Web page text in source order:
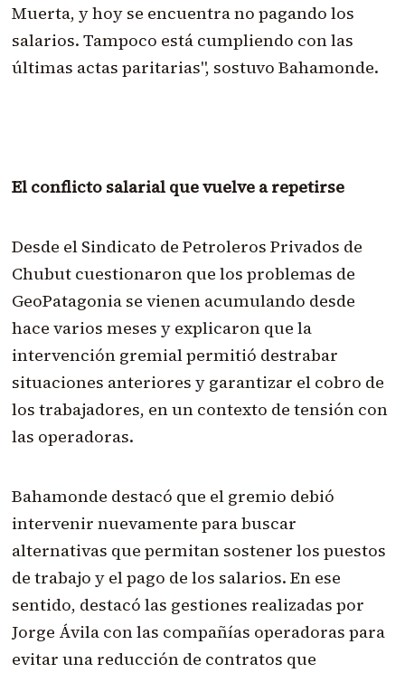
Muerta, y hoy se encuentra no pagando los
salarios. Tampoco está cumpliendo con las
últimas actas paritarias", sostuvo Bahamonde.
El conflicto salarial que vuelve a repetirse
Desde el Sindicato de Petroleros Privados de
Chubut cuestionaron que los problemas de
GeoPatagonia se vienen acumulando desde
hace varios meses y explicaron que la
intervención gremial permitió destrabar
situaciones anteriores y garantizar el cobro de
los trabajadores, en un contexto de tensión con
las operadoras.
Bahamonde destacó que el gremio debió
intervenir nuevamente para buscar
alternativas que permitan sostener los puestos
de trabajo y el pago de los salarios. En ese
sentido, destacó las gestiones realizadas por
Jorge Ávila con las compañías operadoras para
evitar una reducción de contratos que